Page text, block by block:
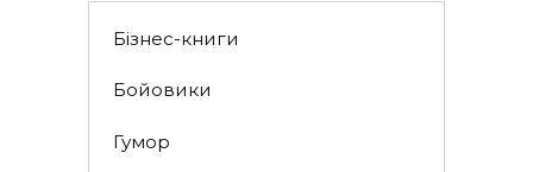
Бізнес-книги
Бойовики
Гумор